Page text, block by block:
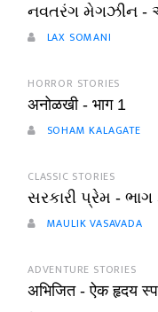
નવતરંગ મેગઝીન -
LAX SOMANI
HORROR STORIES
अनोळखी - भाग 1
SOHAM KALAGATE
CLASSIC STORIES
સરકારી પ્રેમ - ભાગ
MAULIK VASAVADA
ADVENTURE STORIES
अभिजित - ऐक हृदय